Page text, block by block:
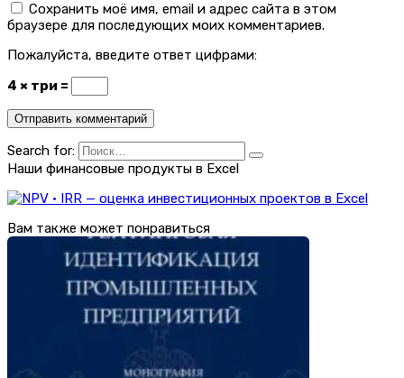
Сохранить моё имя, email и адрес сайта в этом
браузере для последующих моих комментариев.
Пожалуйста, введите ответ цифрами:
4 × три =
Search for:
Наши финансовые продукты в Excel
Вам также может понравиться